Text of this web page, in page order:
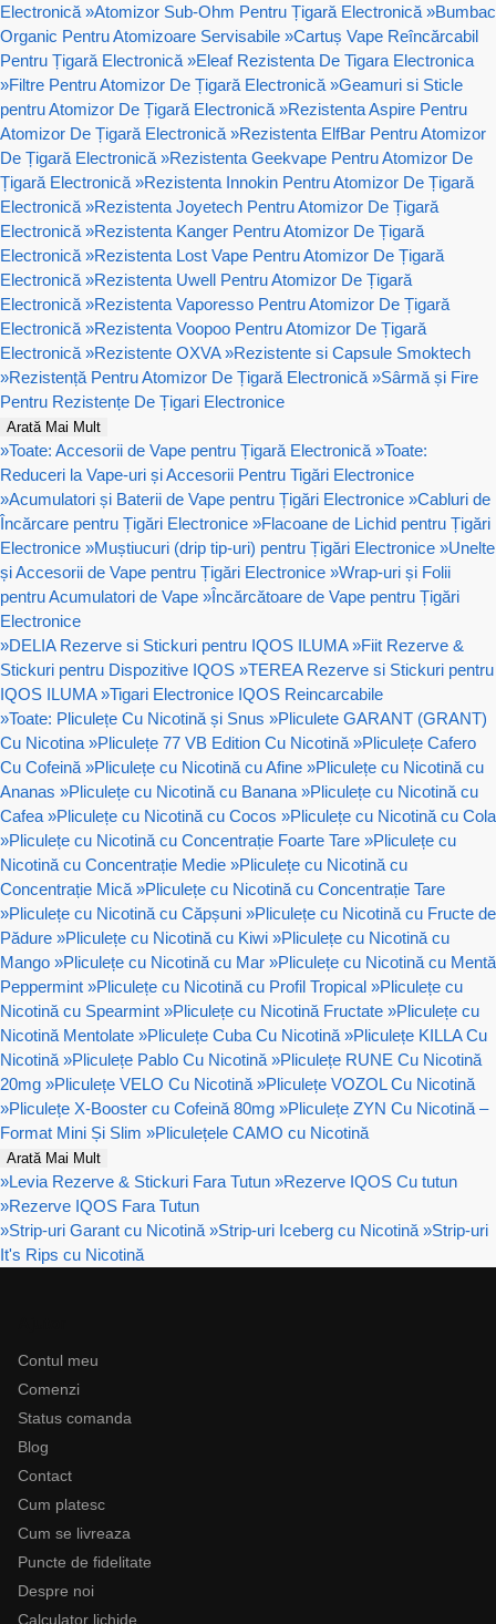
Electronică »Atomizor Sub-Ohm Pentru Țigară Electronică »Bumbac
Organic Pentru Atomizoare Servisabile »Cartuș Vape Reîncărcabil
Pentru Țigară Electronică »Eleaf Rezistenta De Tigara Electronica
»Filtre Pentru Atomizor De Țigară Electronică »Geamuri si Sticle
pentru Atomizor De Țigară Electronică »Rezistenta Aspire Pentru
Atomizor De Țigară Electronică »Rezistenta ElfBar Pentru Atomizor
De Țigară Electronică »Rezistenta Geekvape Pentru Atomizor De
Țigară Electronică »Rezistenta Innokin Pentru Atomizor De Țigară
Electronică »Rezistenta Joyetech Pentru Atomizor De Țigară
Electronică »Rezistenta Kanger Pentru Atomizor De Țigară
Electronică »Rezistenta Lost Vape Pentru Atomizor De Țigară
Electronică »Rezistenta Uwell Pentru Atomizor De Țigară
Electronică »Rezistenta Vaporesso Pentru Atomizor De Țigară
Electronică »Rezistenta Voopoo Pentru Atomizor De Țigară
Electronică »Rezistente OXVA »Rezistente si Capsule Smoktech
»Rezistență Pentru Atomizor De Țigară Electronică »Sârmă și Fire
Pentru Rezistențe De Țigari Electronice
Arată Mai Mult
»Toate: Accesorii de Vape pentru Țigară Electronică »Toate:
Reduceri la Vape-uri și Accesorii Pentru Tigări Electronice
»Acumulatori și Baterii de Vape pentru Țigări Electronice »Cabluri de
Încărcare pentru Țigări Electronice »Flacoane de Lichid pentru Țigări
Electronice »Muștiucuri (drip tip-uri) pentru Țigări Electronice »Unelte
și Accesorii de Vape pentru Țigări Electronice »Wrap-uri și Folii
pentru Acumulatori de Vape »Încărcătoare de Vape pentru Țigări
Electronice
»DELIA Rezerve si Stickuri pentru IQOS ILUMA »Fiit Rezerve &
Stickuri pentru Dispozitive IQOS »TEREA Rezerve si Stickuri pentru
IQOS ILUMA »Tigari Electronice IQOS Reincarcabile
»Toate: Pliculețe Cu Nicotină și Snus »Pliculete GARANT (GRANT)
Cu Nicotina »Pliculețe 77 VB Edition Cu Nicotină »Pliculețe Cafero
Cu Cofeină »Pliculețe cu Nicotină cu Afine »Pliculețe cu Nicotină cu
Ananas »Pliculețe cu Nicotină cu Banana »Pliculețe cu Nicotină cu
Cafea »Pliculețe cu Nicotină cu Cocos »Pliculețe cu Nicotină cu Cola
»Pliculețe cu Nicotină cu Concentrație Foarte Tare »Pliculețe cu
Nicotină cu Concentrație Medie »Pliculețe cu Nicotină cu
Concentrație Mică »Pliculețe cu Nicotină cu Concentrație Tare
»Pliculețe cu Nicotină cu Căpșuni »Pliculețe cu Nicotină cu Fructe de
Pădure »Pliculețe cu Nicotină cu Kiwi »Pliculețe cu Nicotină cu
Mango »Pliculețe cu Nicotină cu Mar »Pliculețe cu Nicotină cu Mentă
Peppermint »Pliculețe cu Nicotină cu Profil Tropical »Pliculețe cu
Nicotină cu Spearmint »Pliculețe cu Nicotină Fructate »Pliculețe cu
Nicotină Mentolate »Pliculețe Cuba Cu Nicotină »Pliculețe KILLA Cu
Nicotină »Pliculețe Pablo Cu Nicotină »Pliculețe RUNE Cu Nicotină
20mg »Pliculețe VELO Cu Nicotină »Pliculețe VOZOL Cu Nicotină
»Pliculețe X-Booster cu Cofeină 80mg »Pliculețe ZYN Cu Nicotină –
Format Mini Și Slim »Pliculețele CAMO cu Nicotină
Arată Mai Mult
»Levia Rezerve & Stickuri Fara Tutun »Rezerve IQOS Cu tutun
»Rezerve IQOS Fara Tutun
»Strip-uri Garant cu Nicotină »Strip-uri Iceberg cu Nicotină »Strip-uri
It's Rips cu Nicotină
Contul meu
Comenzi
Status comanda
Blog
Contact
Cum platesc
Cum se livreaza
Puncte de fidelitate
Despre noi
Calculator lichide